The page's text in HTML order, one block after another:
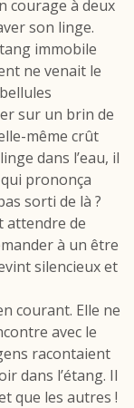
courage à deux
son linge.
immobile
ne venait le
sur un brin de
même crût
dans l’eau, il
prononça
sorti de là ?
attendre de
à un être
silencieux et
courant. Elle ne
avec le
racontaient
dans l’étang. Il
que les autres !